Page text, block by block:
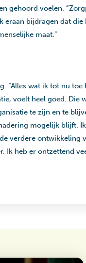
gehoord voelen.
eraan bijdragen dat die
maat.”
“Alles wat ik tot nu toe
voelt heel goed. Die
te zijn en te
mogelijk blijft.
verdere ontwikkeling
Ik heb er ontzettend